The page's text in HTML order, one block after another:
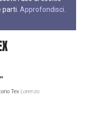
Approfondisci
Tex Lorenzo